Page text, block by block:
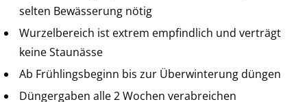
selten Bewässerung nötig
Wurzelbereich ist extrem empfindlich und verträgt
keine Staunässe
Ab Frühlingsbeginn bis zur Überwinterung düngen
Düngergaben alle 2 Wochen verabreichen